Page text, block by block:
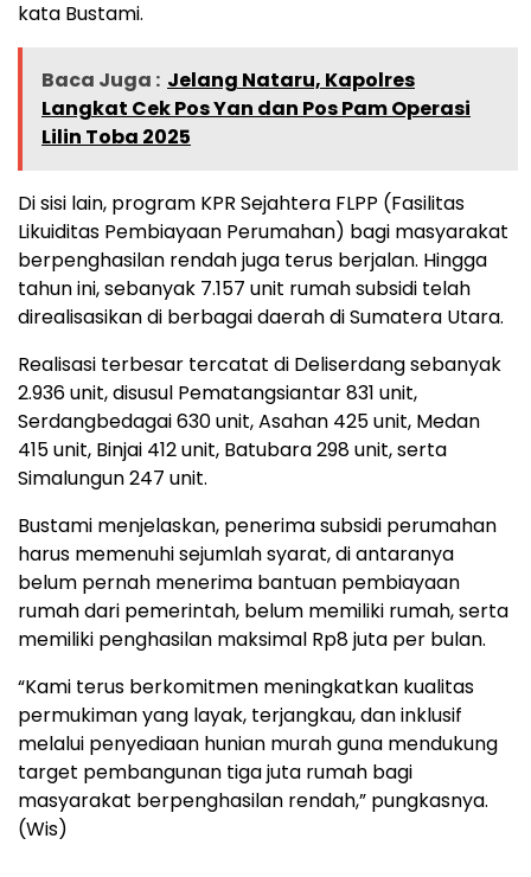
kata Bustami.
Baca Juga : Jelang Nataru, Kapolres
Langkat Cek Pos Yan dan Pos Pam Operasi
Lilin Toba 2025
Di sisi lain, program KPR Sejahtera FLPP (Fasilitas
Likuiditas Pembiayaan Perumahan) bagi masyarakat
berpenghasilan rendah juga terus berjalan. Hingga
tahun ini, sebanyak 7.157 unit rumah subsidi telah
direalisasikan di berbagai daerah di Sumatera Utara.
Realisasi terbesar tercatat di Deliserdang sebanyak
2.936 unit, disusul Pematangsiantar 831 unit,
Serdangbedagai 630 unit, Asahan 425 unit, Medan
415 unit, Binjai 412 unit, Batubara 298 unit, serta
Simalungun 247 unit.
Bustami menjelaskan, penerima subsidi perumahan
harus memenuhi sejumlah syarat, di antaranya
belum pernah menerima bantuan pembiayaan
rumah dari pemerintah, belum memiliki rumah, serta
memiliki penghasilan maksimal Rp8 juta per bulan.
“Kami terus berkomitmen meningkatkan kualitas
permukiman yang layak, terjangkau, dan inklusif
melalui penyediaan hunian murah guna mendukung
target pembangunan tiga juta rumah bagi
masyarakat berpenghasilan rendah,” pungkasnya.
(Wis)